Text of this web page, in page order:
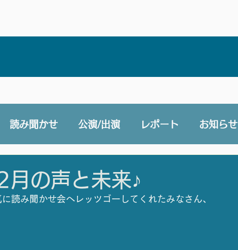
読み聞かせ 公演/出演 レポート お知らせ
月の声と未来♪
読み聞かせ会へレッツゴーしてくれたみなさん、